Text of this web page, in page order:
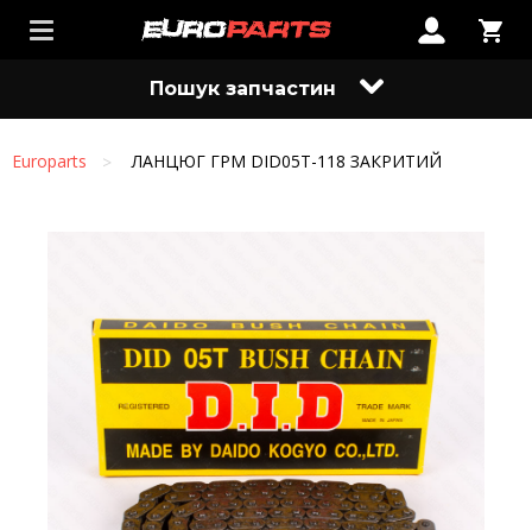
Пошук запчастин
Europarts ЛАНЦЮГ ГРМ DID05T-118 ЗАКРИТИЙ